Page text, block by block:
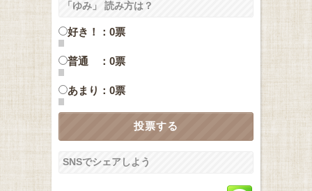
「ゆみ」 読み方は？
好き！：0票
普通 ：0票
あまり：0票
SNSでシェアしよう